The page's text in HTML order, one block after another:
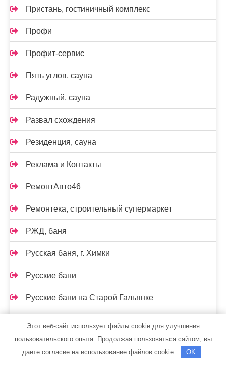
Пристань, гостиничный комплекс
Профи
Профит-сервис
Пять углов, сауна
Радужный, сауна
Развал схождения
Резиденция, сауна
Реклама и Контакты
РемонтАвто46
Ремонтека, строительный супермаркет
РЖД, баня
Русская баня, г. Химки
Русские бани
Русские бани на Старой Гальянке
Русский пар, оздоровительный комплекс
Этот веб-сайт использует файлы cookie для улучшения
пользовательского опыта. Продолжая пользоваться сайтом, вы
даете согласие на использование файлов cookie.
OK